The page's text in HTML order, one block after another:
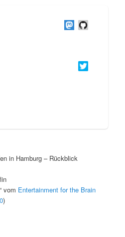
in Hamburg – Rückblick
vom Entertainment for the Brain
)